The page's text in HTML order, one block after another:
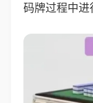
码牌过程中进